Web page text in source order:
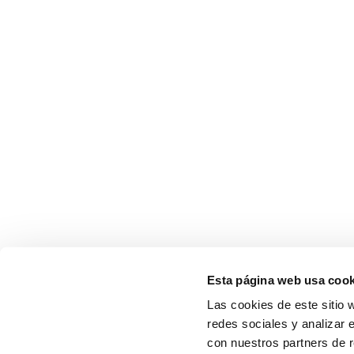
Esta página web usa
Las cookies de este sitio
redes sociales y analizar
con nuestros partners de